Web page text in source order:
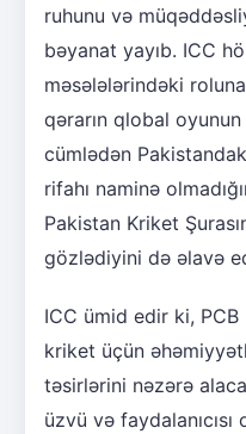
ruhunu və
bəyanat yayıb. ICC
məsələlərindəki
qərarın qlobal
cümlədən
rifahı naminə
Pakistan Kriket
gözlədiyini də əlavə
ICC ümid edir ki,
kriket üçün
təsirlərini nəzərə
üzvü və